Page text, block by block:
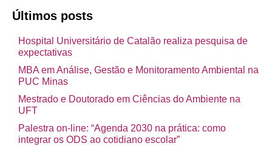
Últimos posts
Hospital Universitário de Catalão realiza pesquisa de
expectativas
MBA em Análise, Gestão e Monitoramento Ambiental na
PUC Minas
Mestrado e Doutorado em Ciências do Ambiente na
UFT
Palestra on-line: “Agenda 2030 na prática: como
integrar os ODS ao cotidiano escolar”